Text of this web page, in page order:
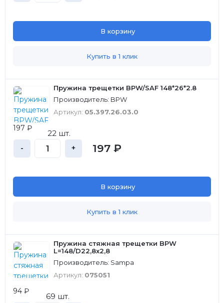
В корзину
Купить в 1 клик
Пружина трещетки BPW/SAF 148*26*2.8
Производитель: BPW
Артикул: 05.397.26.03.0
197 ₽
22 шт.
- + 197 ₽
В корзину
Купить в 1 клик
Пружина стяжная трещетки BPW
L=148/D22,8х2,8
Производитель: Sampa
Артикул: 075051
94 ₽
69 шт.